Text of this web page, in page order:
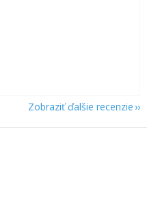
je 5 z 5 hviezdičiek.
Zobraziť ďalšie recenzie